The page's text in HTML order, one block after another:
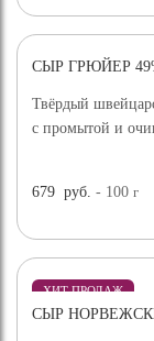
ХИТ ПРОДАЖ
СЫР ГРЮЙЕР
Твёрдый
с промытой и
679 руб. - 100г
ХИТ ПРОДАЖ
СЫР